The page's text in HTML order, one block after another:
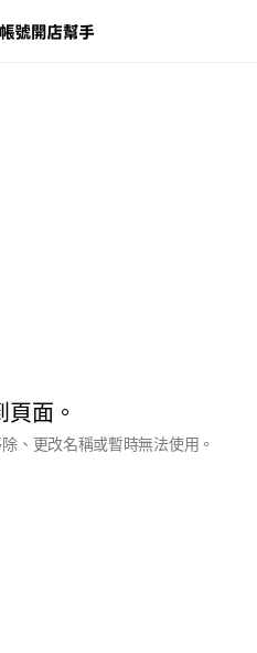
面。
、更改名稱或暫時無法使用。